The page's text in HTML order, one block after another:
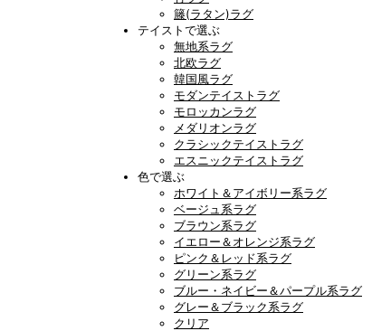
籐(ラタン)ラグ
テイストで選ぶ
無地系ラグ
北欧ラグ
韓国風ラグ
モダンテイストラグ
モロッカンラグ
メダリオンラグ
クラシックテイストラグ
エスニックテイストラグ
色で選ぶ
ホワイト＆アイボリー系ラグ
ベージュ系ラグ
ブラウン系ラグ
イエロー＆オレンジ系ラグ
ピンク＆レッド系ラグ
グリーン系ラグ
ブルー・ネイビー＆パープル系ラグ
グレー＆ブラック系ラグ
クリア